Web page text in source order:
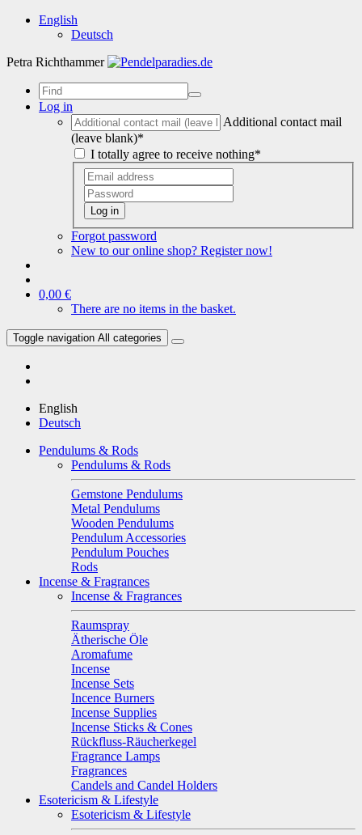
English
Deutsch
Petra Richthammer
Log in
Additional contact mail
(leave blank)*
I totally agree to receive nothing*
Log in
Forgot password
New to our online shop? Register now!
0,00 €
There are no items in the basket.
Toggle navigation All categories
English
Deutsch
Pendulums & Rods
Pendulums & Rods
Gemstone Pendulums
Metal Pendulums
Wooden Pendulums
Pendulum Accessories
Pendulum Pouches
Rods
Incense & Fragrances
Incense & Fragrances
Raumspray
Ätherische Öle
Aromafume
Incense
Incense Sets
Incence Burners
Incense Supplies
Incense Sticks & Cones
Rückfluss-Räucherkegel
Fragrance Lamps
Fragrances
Candels and Candel Holders
Esotericism & Lifestyle
Esotericism & Lifestyle